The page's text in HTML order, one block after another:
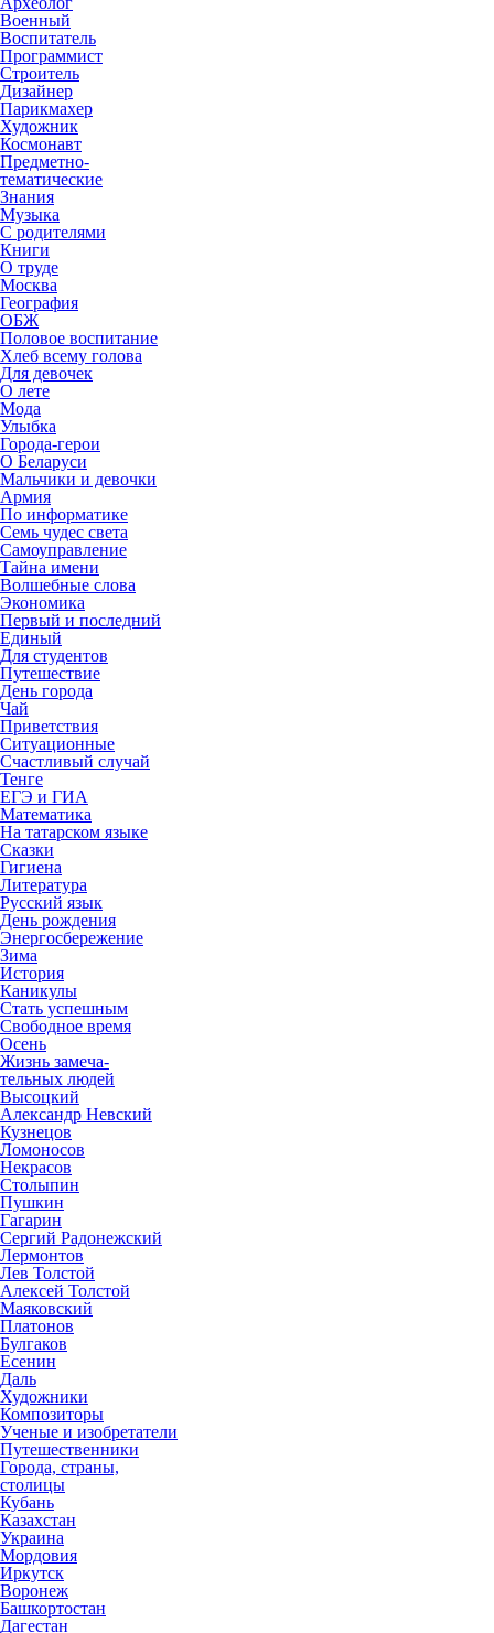
Военный
Воспитатель
Программист
Строитель
Дизайнер
Парикмахер
Художник
Космонавт
Предметно-
тематические
Знания
Музыка
С родителями
Книги
О труде
Москва
География
ОБЖ
Половое воспитание
Хлеб всему голова
Для девочек
О лете
Мода
Улыбка
Города-герои
О Беларуси
Мальчики и девочки
Армия
По информатике
Семь чудес света
Самоуправление
Тайна имени
Волшебные слова
Экономика
Первый и последний
Единый
Для студентов
Путешествие
День города
Чай
Приветствия
Ситуационные
Счастливый случай
Тенге
ЕГЭ и ГИА
Математика
На татарском языке
Сказки
Гигиена
Литература
Русский язык
День рождения
Энергосбережение
Зима
История
Каникулы
Стать успешным
Свободное время
Осень
Жизнь замеча-
тельных людей
Высоцкий
Александр Невский
Кузнецов
Ломоносов
Некрасов
Столыпин
Пушкин
Гагарин
Сергий Радонежский
Лермонтов
Лев Толстой
Алексей Толстой
Маяковский
Платонов
Булгаков
Есенин
Даль
Художники
Композиторы
Ученые и изобретатели
Путешественники
Города, страны,
столицы
Кубань
Казахстан
Украина
Мордовия
Иркутск
Воронеж
Башкортостан
Дагестан